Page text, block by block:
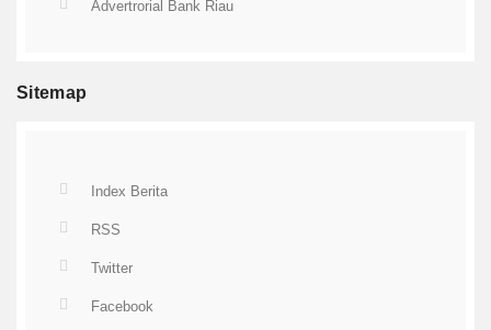
Advertrorial Bank Riau
Sitemap
Index Berita
RSS
Twitter
Facebook